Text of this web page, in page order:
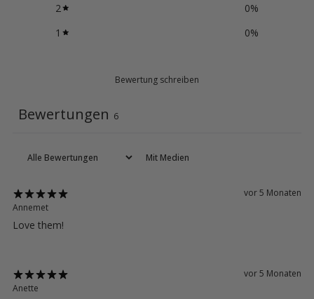
2
0%
1
0%
Bewertung schreiben
Bewertungen 6
Mit Medien
vor 5 Monaten
Annemet
Love them!
vor 5 Monaten
Anette